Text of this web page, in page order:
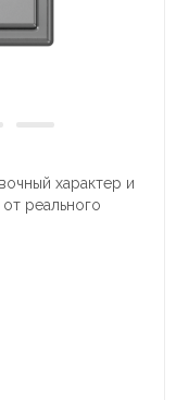
характер и
реального